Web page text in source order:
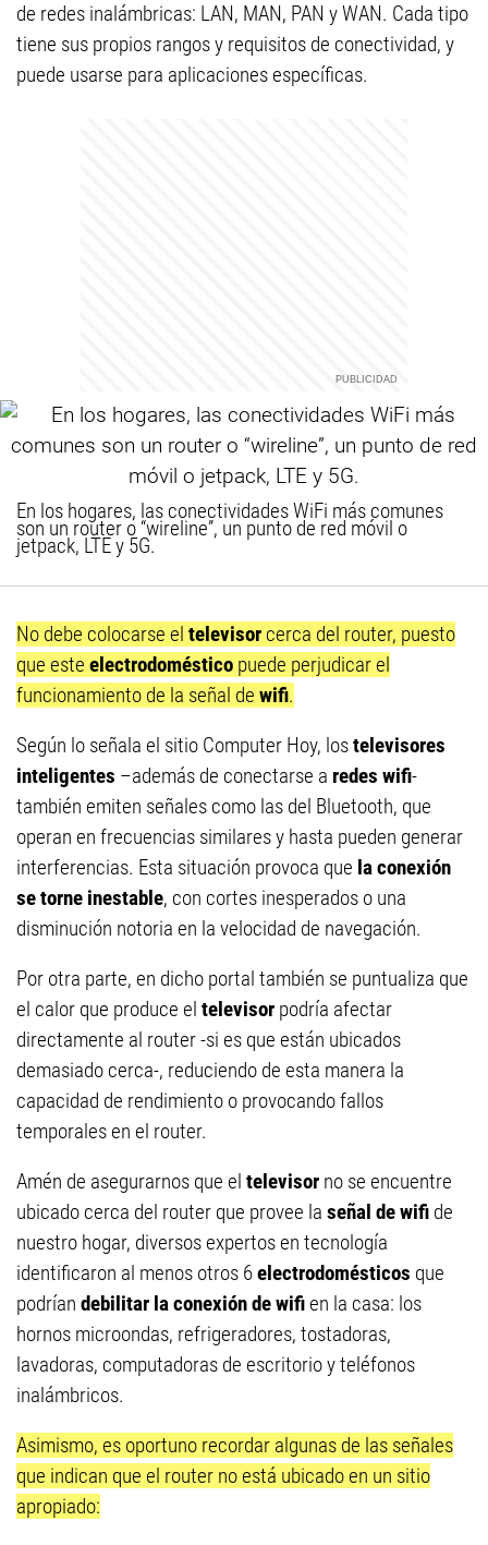
de redes inalámbricas: LAN, MAN, PAN y WAN. Cada tipo
tiene sus propios rangos y requisitos de conectividad, y
puede usarse para aplicaciones específicas.
En los hogares, las conectividades WiFi más comunes
son un router o “wireline”, un punto de red móvil o
jetpack, LTE y 5G.
No debe colocarse el televisor cerca del router, puesto
que este electrodoméstico puede perjudicar el
funcionamiento de la señal de wifi.
Según lo señala el sitio Computer Hoy, lostelevisores
inteligentes –además de conectarse a redes wifi-
también emiten señales como las del Bluetooth, que
operan en frecuencias similares y hasta pueden generar
interferencias. Esta situación provoca que la conexión
se torne inestable, con cortes inesperados o una
disminución notoria en la velocidad de navegación.
Por otra parte, en dicho portal también se puntualiza que
el calor que produce el televisor podría afectar
directamente al router -si es que están ubicados
demasiado cerca-, reduciendo de esta manera la
capacidad de rendimiento o provocando fallos
temporales en el router.
Amén de asegurarnos que el televisor no se encuentre
ubicado cerca del router que provee la señal de wifi de
nuestro hogar, diversos expertos en tecnología
identificaron al menos otros 6electrodomésticos que
podrían debilitar la conexión de wifien la casa: los
hornos microondas, refrigeradores, tostadoras,
lavadoras, computadoras de escritorio y teléfonos
inalámbricos.
Asimismo, es oportuno recordar algunas de las señales
que indican que el router no está ubicado en un sitio
apropiado: